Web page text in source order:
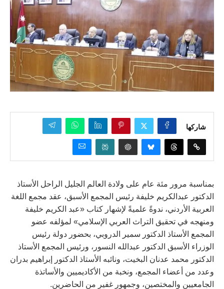
شاركها
بمناسبة مرور مئة عام على ولادة العالم الجليل الراحل الأستاذ
الدكتور عبدالكريم خليفة رئيس المجمع الأسبق، عقد ‏مجمع اللغة
العربية الأردني، ندوةً علميةً لإشهار كتاب «عبد الكريم خليفة
ومنهجه في تحقيق التراث العربي الإسلامي» لمؤلفه عضو
المجمع الأستاذ الدكتور سمير الدروبي، بحضور دولة رئيس
الوزراء الأسبق الدكتور عبدالله النسور، ورئيس المجمع الأستاذ
الدكتور محمد عدنان البخيت، ونائبه الأستاذ الدكتور إبراهيم بدران
وعدد من أعضاء المجمع، ونخبة من الأكاديميين والأساتذة
الجامعيين والمختصين، وجمهورٍ غفيرٍ من الحاضرين.